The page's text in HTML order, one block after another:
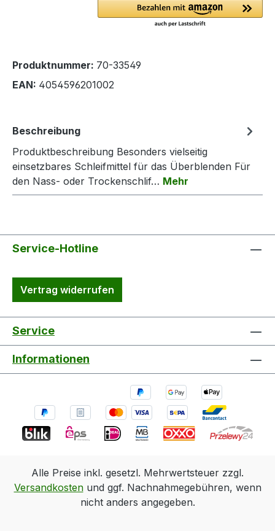
Produktnummer: 70-33549
EAN: 4054596201002
Beschreibung
Produktbeschreibung Besonders vielseitig
einsetzbares Schleifmittel für das Überblenden Für
den Nass- oder Trockenschlif… Mehr
Service-Hotline
Vertrag widerrufen
Service
Informationen
Alle Preise inkl. gesetzl. Mehrwertsteuer zzgl.
Versandkostenund ggf. Nachnahmegebühren, wenn
nicht anders angegeben.